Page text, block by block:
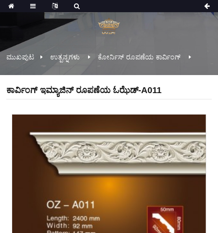
ಮುಖಪುಟ ಉತ್ಪನ್ನಗಳು ಕೋರ್ನಿಸ್ ರೂಪಣೆಯ ಕಾರ್ವಿಂಗ್
ಕಾರ್ವಿಂಗ್ ಇಮ್ಯಾಜಿನ್ ರೂಪಣೆಯ ಓಝೆಡ್-A011